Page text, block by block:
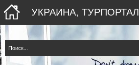
УКРАИНА, ТУРПОРТАЛ